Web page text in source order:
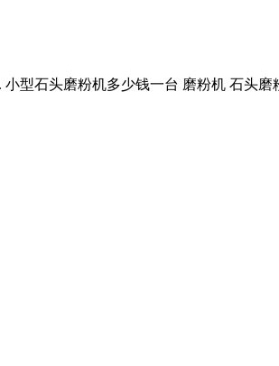
型石头磨粉机多少钱一台 磨粉机 石头磨